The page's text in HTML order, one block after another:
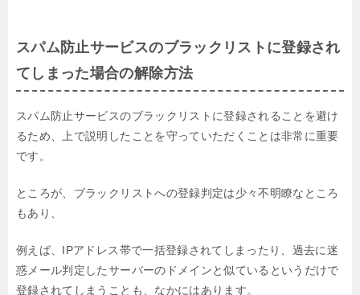
スパム防止サービスのブラックリストに登録され
てしまった場合の解除方法
スパム防止サービスのブラックリストに登録されることを避け
るため、
上で説明したことを守っていただくことは非常に重要
です。
ところが、ブラックリストへの登録判定は少々不明瞭なところ
もあり、
例えば、IPアドレス帯で一括登録されてしまったり、 過去に迷
惑メール判定したサーバーのドメインと似ているというだけで
登録されてしまうことも、なかにはあります。